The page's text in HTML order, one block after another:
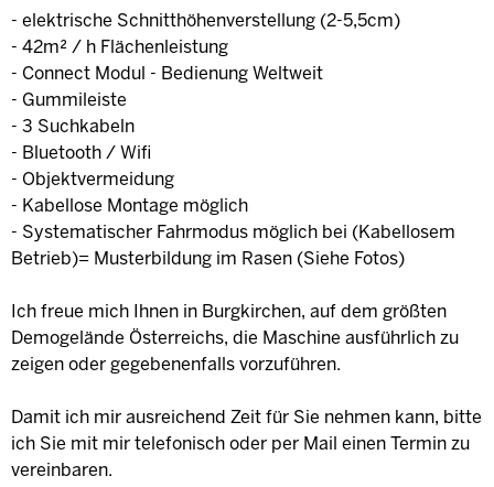
- elektrische Schnitthöhenverstellung (2-5,5cm)
- 42m² / h Flächenleistung
- Connect Modul - Bedienung Weltweit
- Gummileiste
- 3 Suchkabeln
- Bluetooth / Wifi
- Objektvermeidung
- Kabellose Montage möglich
- Systematischer Fahrmodus möglich bei (Kabellosem
Betrieb)= Musterbildung im Rasen (Siehe Fotos)
Ich freue mich Ihnen in Burgkirchen, auf dem größten
Demogelände Österreichs, die Maschine ausführlich zu
zeigen oder gegebenenfalls vorzuführen.
Damit ich mir ausreichend Zeit für Sie nehmen kann, bitte
ich Sie mit mir telefonisch oder per Mail einen Termin zu
vereinbaren.